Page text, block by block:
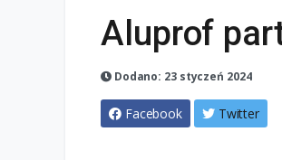
Aluprof
Dodano: 23 styczeń 2024
Facebook Twitter